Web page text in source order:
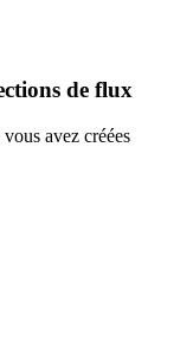
de flux
avez créées